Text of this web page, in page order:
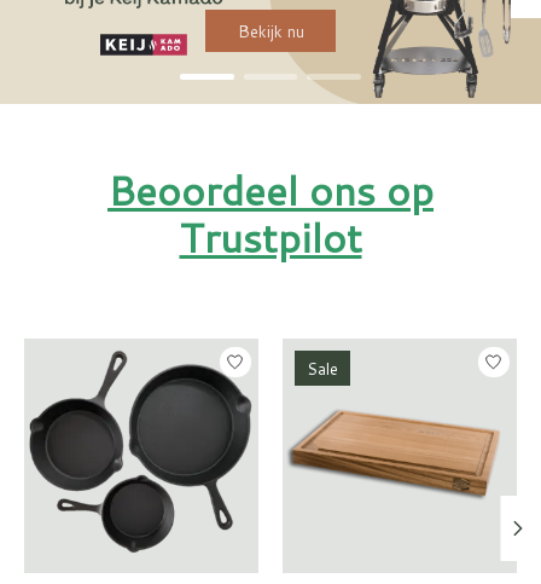
Bekijk nu
Beoordeel ons op
Trustpilot
Items van productcarrousel
Sale